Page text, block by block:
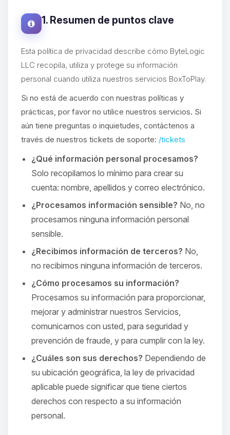
1. Resumen de puntos clave
Esta política de privacidad describe cómo ByteLogic
LLC recopila, utiliza y protege su información
personal cuando utiliza nuestros servicios BoxToPlay.
Si no está de acuerdo con nuestras políticas y
prácticas, por favor no utilice nuestros servicios. Si
aún tiene preguntas o inquietudes, contáctenos a
través de nuestros tickets de soporte: /tickets
¿Qué información personal procesamos?
Solo recopilamos lo mínimo para crear su
cuenta: nombre, apellidos y correo electrónico.
¿Procesamos información sensible? No, no
procesamos ninguna información personal
sensible.
¿Recibimos información de terceros? No,
no recibimos ninguna información de terceros.
¿Cómo procesamos su información?
Procesamos su información para proporcionar,
mejorar y administrar nuestros Servicios,
comunicarnos con usted, para seguridad y
prevención de fraude, y para cumplir con la ley.
¿Cuáles son sus derechos? Dependiendo de
su ubicación geográfica, la ley de privacidad
aplicable puede significar que tiene ciertos
derechos con respecto a su información
personal.